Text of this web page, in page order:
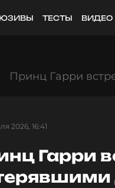
ТЕСТЫ ВИДЕО
Принц Гарри
2026, 16:41
Гарри